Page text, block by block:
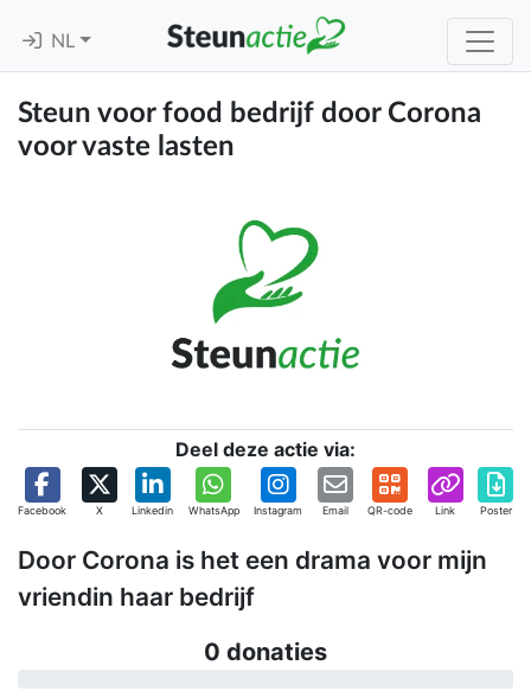
NL
Steun voor food bedrijf door Corona
voor vaste lasten
Deel deze actie via:
Facebook X Linkedin WhatsApp Instagram Email QR-code Link Poster
Door Corona is het een drama voor mijn
vriendin haar bedrijf
0 donaties